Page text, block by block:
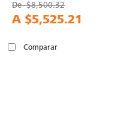
De$8,500.32
A $5,525.21
Comparar